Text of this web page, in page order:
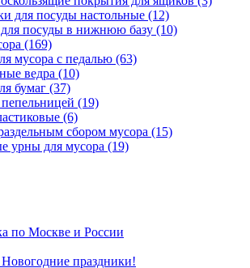
для посуды настольные (12)
посуды в нижнюю базу (10)
(169)
мусора с педалью (63)
ведра (10)
бумаг (37)
(19)
(6)
сбором мусора (15)
урны для мусора (19)
по Москве и России
праздники!